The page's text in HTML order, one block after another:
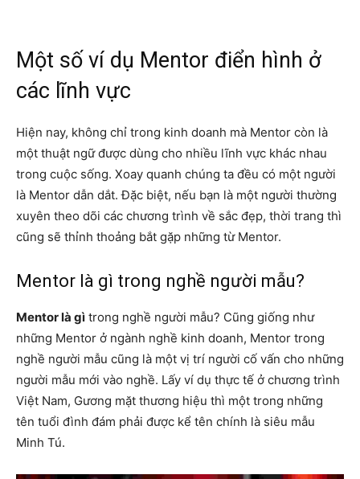
Một số ví dụ Mentor điển hình ở
các lĩnh vực
Hiện nay, không chỉ trong kinh doanh mà Mentor còn là
một thuật ngữ được dùng cho nhiều lĩnh vực khác nhau
trong cuộc sống. Xoay quanh chúng ta đều có một người
là Mentor dẫn dắt. Đặc biệt, nếu bạn là một người thường
xuyên theo dõi các chương trình về sắc đẹp, thời trang thì
cũng sẽ thỉnh thoảng bắt gặp những từ Mentor.
Mentor là gì trong nghề người mẫu?
Mentor là gì trong nghề người mẫu? Cũng giống như
những Mentor ở ngành nghề kinh doanh, Mentor trong
nghề người mẫu cũng là một vị trí người cố vấn cho những
người mẫu mới vào nghề. Lấy ví dụ thực tế ở chương trình
Việt Nam, Gương mặt thương hiệu thì một trong những
tên tuổi đình đám phải được kể tên chính là siêu mẫu
Minh Tú.